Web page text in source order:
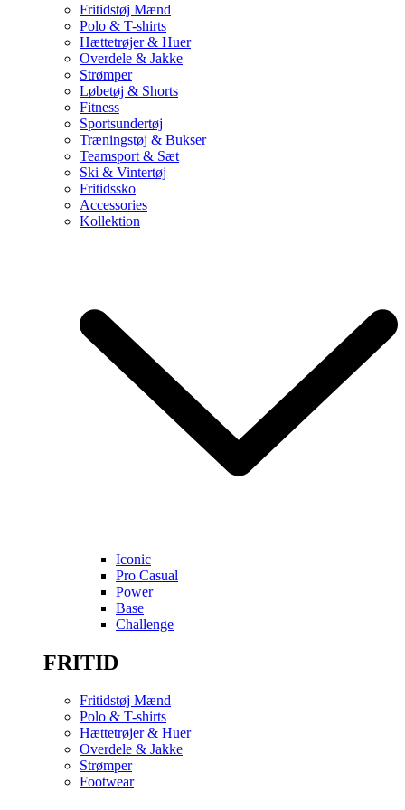
Fritidstøj Mænd
Polo & T-shirts
Hættetrøjer & Huer
Overdele & Jakke
Strømper
Løbetøj & Shorts
Fitness
Sportsundertøj
Træningstøj & Bukser
Teamsport & Sæt
Ski & Vintertøj
Fritidssko
Accessories
Kollektion
Iconic
Pro Casual
Power
Base
Challenge
FRITID
Fritidstøj Mænd
Polo & T-shirts
Hættetrøjer & Huer
Overdele & Jakke
Strømper
Footwear